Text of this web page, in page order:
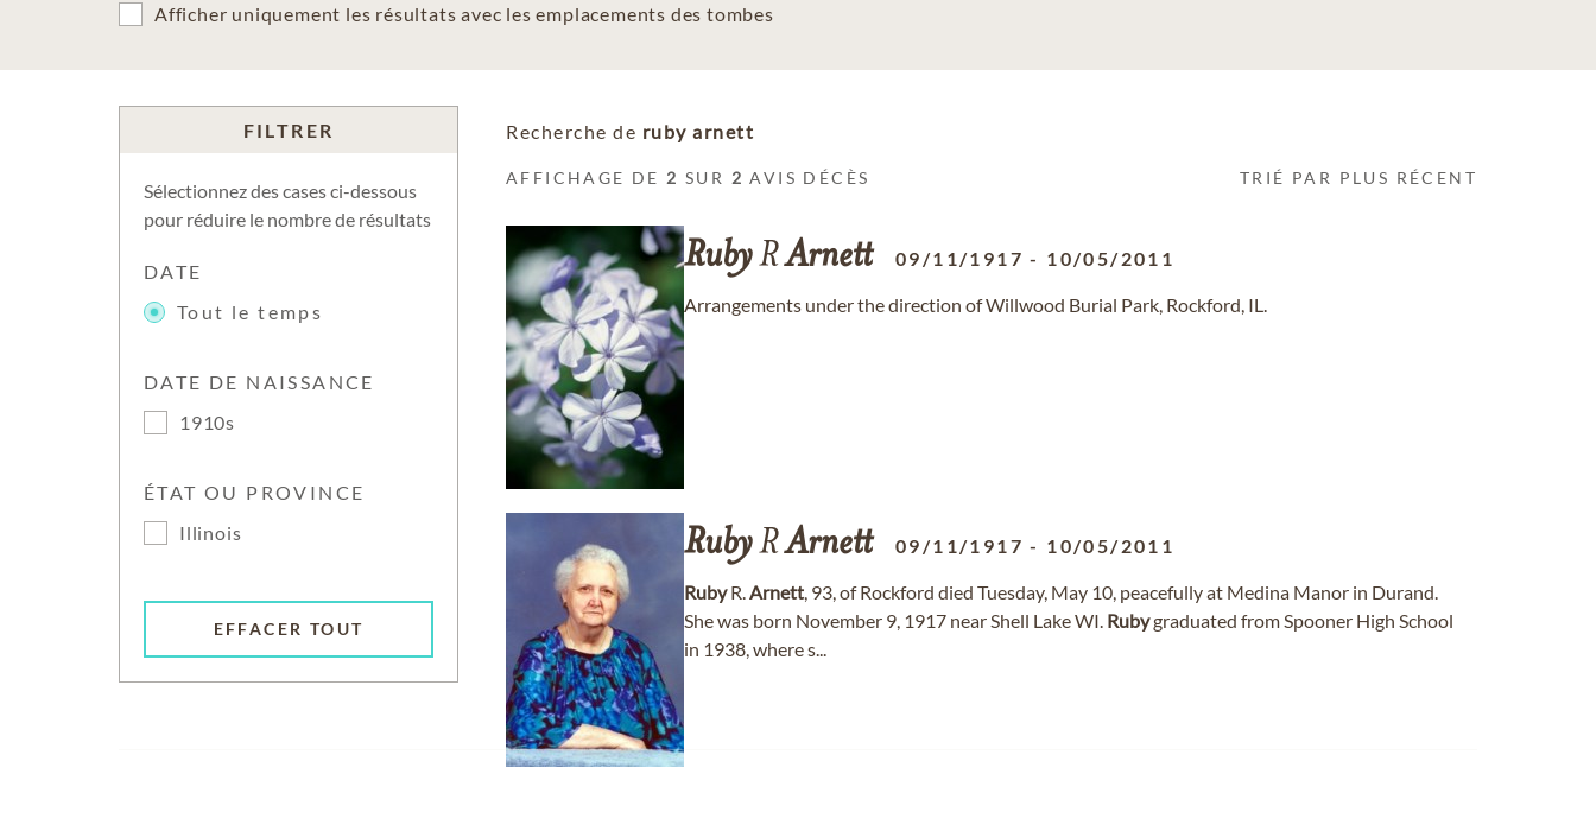
Afficher uniquement les résultats avec les emplacements des tombes
FILTRER
Sélectionnez des cases ci-dessous
pour réduire le nombre de résultats
DATE
Tout le temps
DATE DE NAISSANCE
1910s
ÉTAT OU PROVINCE
Illinois
EFFACER TOUT
Recherche de ruby arnett
AFFICHAGE DE 2 SUR 2 AVIS DÉCÈS TRIÉ PAR PLUS RÉCENT
RubyRArnett 09/11/1917 - 10/05/2011
Arrangements under the direction of Willwood Burial Park, Rockford, IL.
RubyRArnett 09/11/1917 - 10/05/2011
RubyR.Arnett, 93, of Rockford died Tuesday, May 10, peacefully at Medina Manor in Durand.
She was born November 9, 1917 near Shell Lake WI. Rubygraduated from Spooner High School
in 1938, where s...